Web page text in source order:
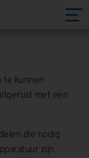
te kunnen
met een
die nodig
zijn